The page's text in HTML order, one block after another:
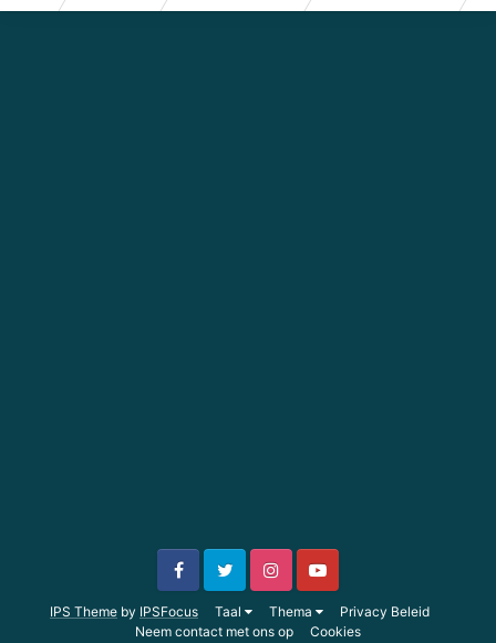
IPS Theme by IPSFocus Taal Thema
Privacy Beleid
Neem contact met ons op
Cookies